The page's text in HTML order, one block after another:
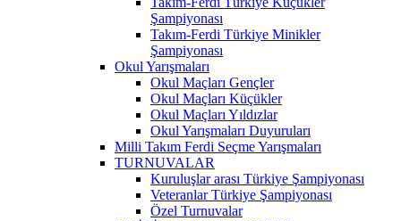
Şampiyonası
Takım-Ferdi Türkiye Minikler
Şampiyonası
Okul Yarışmaları
Okul Maçları Gençler
Okul Maçları Küçükler
Okul Maçları Yıldızlar
Okul Yarışmaları Duyuruları
Milli Takım Ferdi Seçme Yarışmaları
TURNUVALAR
Kuruluşlar arası Türkiye Şampiyonası
Veteranlar Türkiye Şampiyonası
Özel Turnuvalar